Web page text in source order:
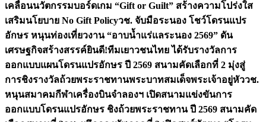
เคลื่อนนวัตกรรมบอร์ดเกม “Gift or Guilt” สร้างความโปร่งใส
เสริมนโยบาย No Gift Policyวช. จับมือระนอง โชว์โดรนแปร
อักษร หนุนท่องเที่ยวงาน “อาบน้ำแร่แลระนอง 2569” ดัน
เศรษฐกิจสร้างสรรค์ยินดี!ทีมเยาวชนไทย ได้รับรางวัลการ
ออกแบบแผนโดรนแปรอักษร ปี 2569 สนามคัดเลือกที่ 2 มุ่งสู่
การชิงรางวัลถ้วยพระราชทานพระบาทสมเด็จพระเจ้าอยู่หัววช.
หนุนสมาคมกีฬาเครื่องบินจำลองฯ เปิดสนามแข่งขันการ
ออกแบบโดรนแปรอักษร ชิงถ้วยพระราชทาน ปี 2569 สนามคัด